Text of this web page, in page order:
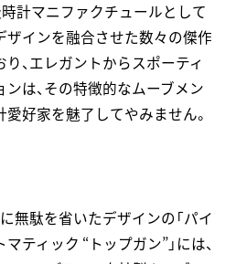
計マニファクチュールとして
ザインを融合させた数々の傑作
、エレガントからスポーティ
は、その特徴的なムーブメン
愛好家を魅了してやみません。
無駄を省いたデザインの「パイ
ティック “トップガン”」には、